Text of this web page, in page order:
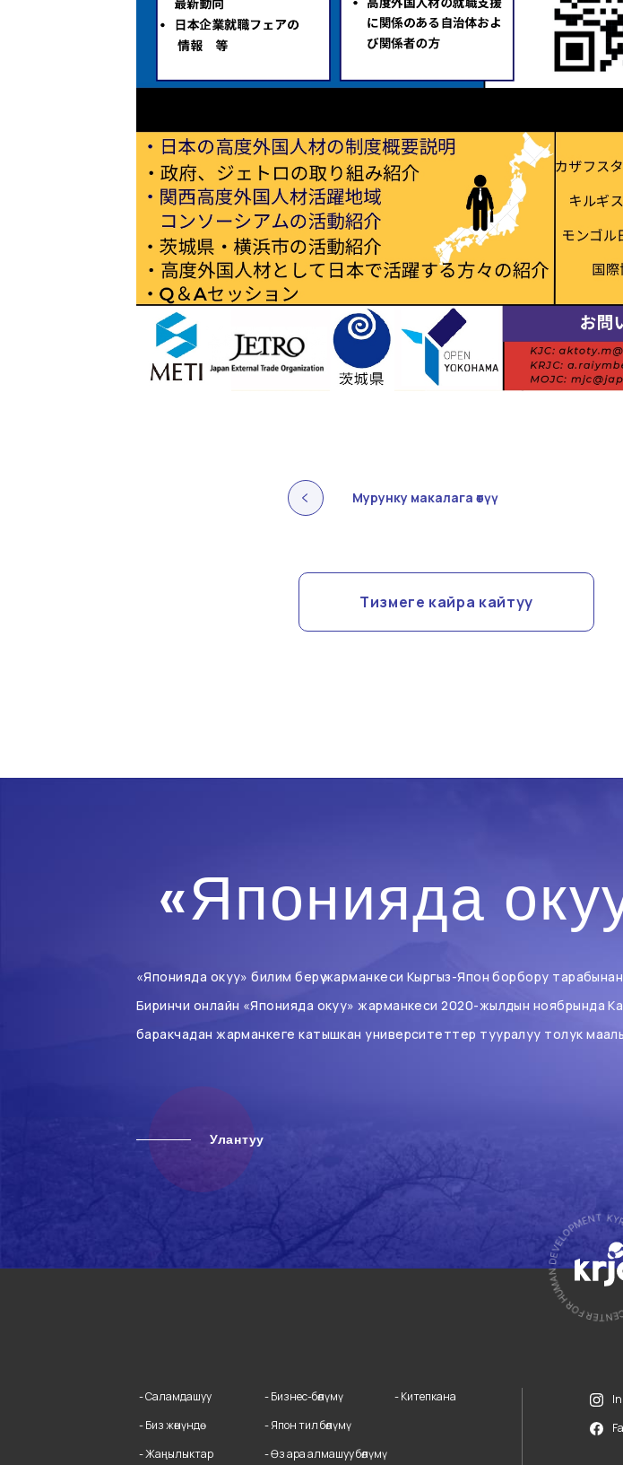
Мурунку макалага өтүү
Тизмеге кайра кайтуу
«Японияда
«Японияда окуу» билим берүү жарманкеси Кыргыз-Япон борбору
Биринчи онлайн «Японияда окуу» жарманкеси 2020-жылдын ноябрында
баракчадан жарманкеге катышкан университеттер тууралуу толук
Улантуу
- Саламдашуу - Бизнес-бөлүмү
- Китепкана
- Биз жөнүндө
- Япон тил бөлүмү
- Жаңылыктар
- Өз ара алмашуу бөлүмү